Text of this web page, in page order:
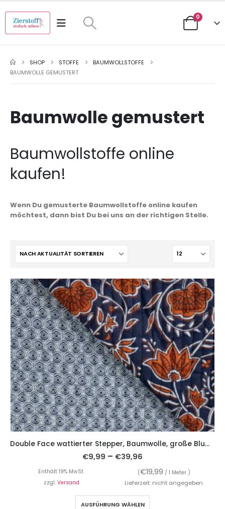
0
SHOP STOFFE
BAUMWOLLSTOFFE
BAUMWOLLE GEMUSTERT
Baumwolle gemustert
Baumwollstoffe online
kaufen!
Wenn Du gemusterte Baumwollstoffe online kaufen
möchtest, dann bist Du bei uns an der richtigen Stelle.
Double Face wattierter Stepper, Baumwolle, große Blumen Blau Braun
€9,99 – €39,96
Enthält 19% MwSt. (€19,99 / 1 Meter )
zzgl. Versand Lieferzeit: nicht angegeben
AUSFÜHRUNG WÄHLEN